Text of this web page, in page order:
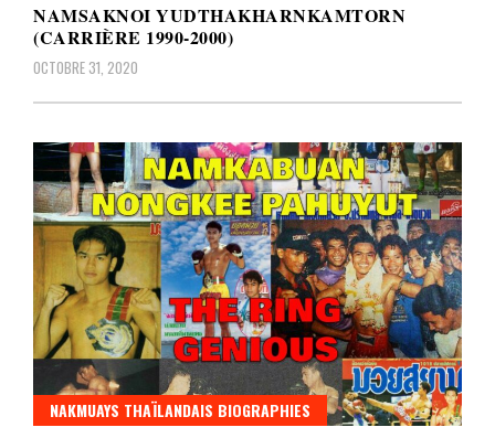
NAMSAKNOI YUDTHAKHARNKAMTORN
(CARRIÈRE 1990-2000)
OCTOBRE 31, 2020
NAKMUAYS THAÏLANDAIS BIOGRAPHIES